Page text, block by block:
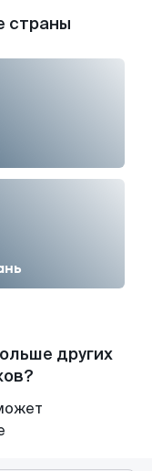
страны
других